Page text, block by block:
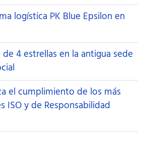
logística PK Blue Epsilon en
4 estrellas en la antigua sede
el cumplimiento de los más
ISO y de Responsabilidad